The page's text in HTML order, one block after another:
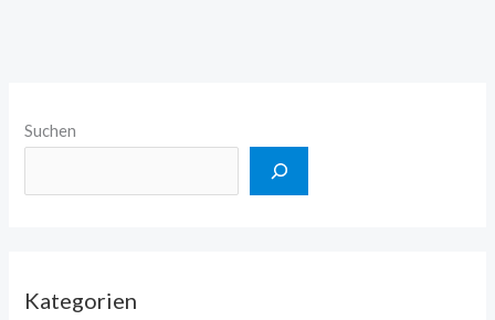
Suchen
Kategorien